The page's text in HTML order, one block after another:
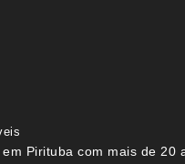
Pirituba com mais de 20